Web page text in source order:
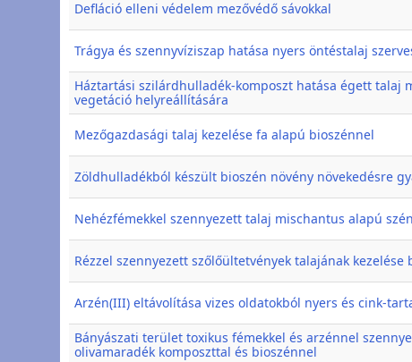
Defláció elleni védelem mezővédő sávokkal
Trágya és szennyvíziszap hatása nyers öntéstalaj
Háztartási szilárdhulladék-komposzt hatása égett talaj
vegetáció helyreállítására
Mezőgazdasági talaj kezelése fa alapú bioszénnel
Zöldhulladékból készült bioszén növény növekedésre
Nehézfémekkel szennyezett talaj mischantus alapú
Rézzel szennyezett szőlőültetvények talajának kezelése
Arzén(III) eltávolítása vizes oldatokból nyers és cink-
Bányászati terület toxikus fémekkel és arzénnel
olivamaradék komposzttal és bioszénnel